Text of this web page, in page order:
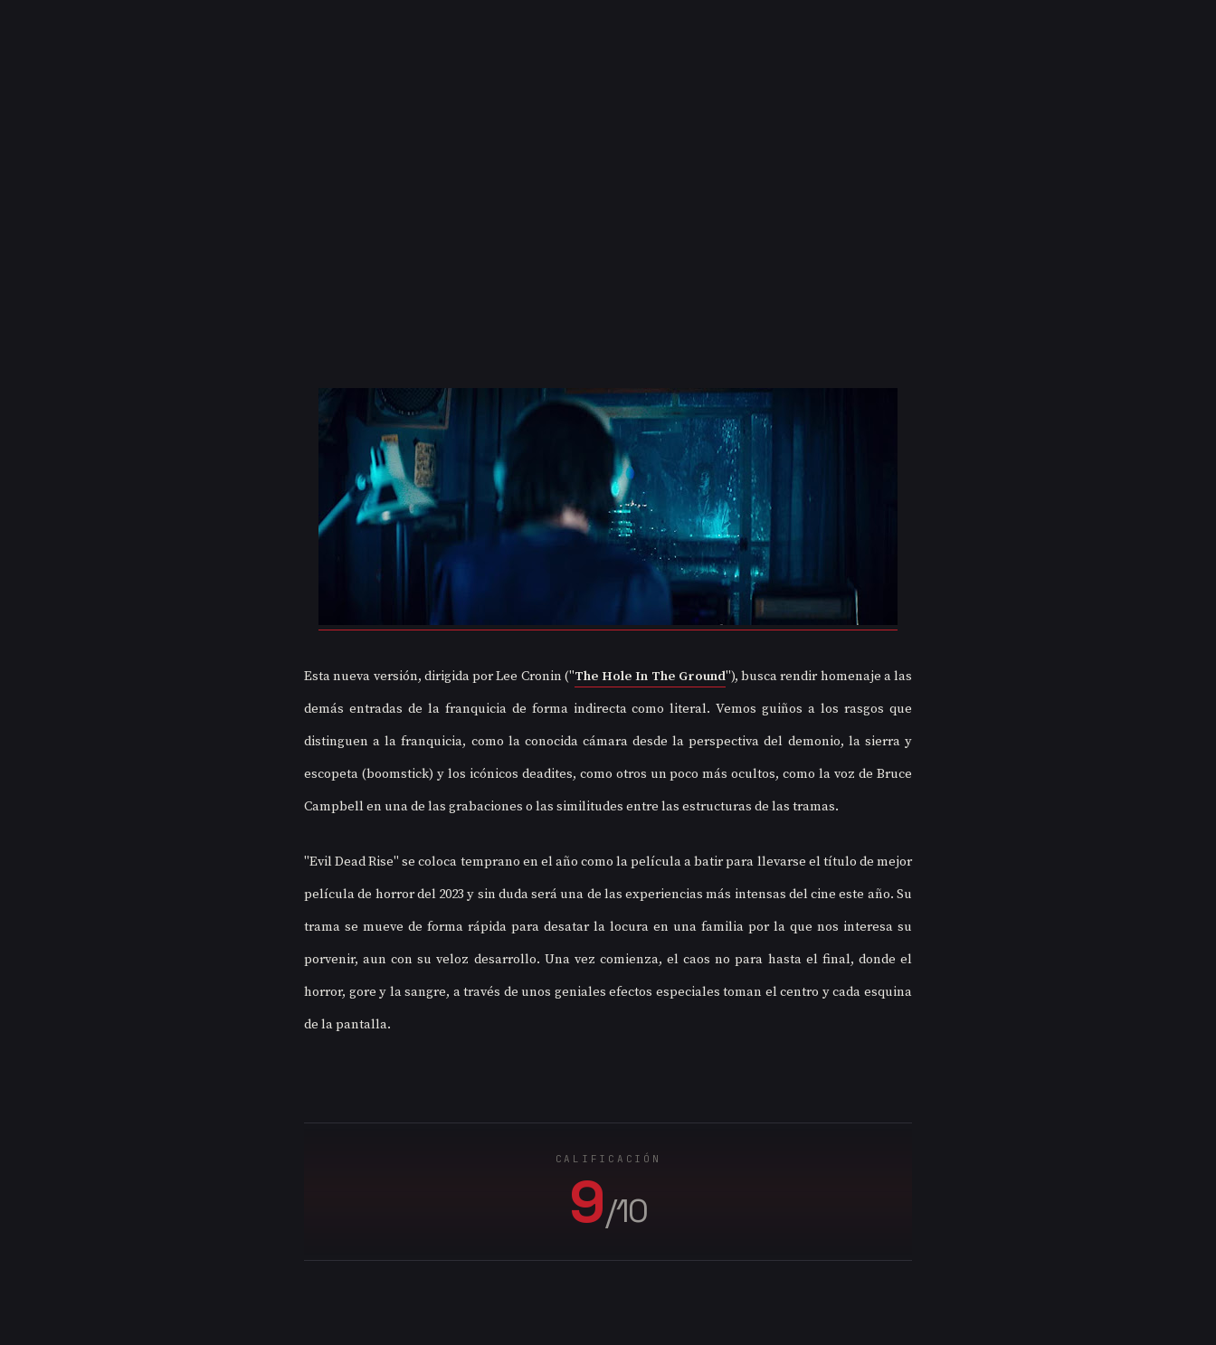
Esta nueva versión, dirigida por Lee Cronin ("The Hole In The Ground"), busca rendir homenaje a las
demás entradas de la franquicia de forma indirecta como literal. Vemos guiños a los rasgos que
distinguen a la franquicia, como la conocida cámara desde la perspectiva del demonio, la sierra y
escopeta (boomstick) y los icónicos deadites, como otros un poco más ocultos, como la voz de Bruce
Campbell en una de las grabaciones o las similitudes entre las estructuras de las tramas.
"Evil Dead Rise" se coloca temprano en el año como la película a batir para llevarse el título de mejor
película de horror del 2023 y sin duda será una de las experiencias más intensas del cine este año. Su
trama se mueve de forma rápida para desatar la locura en una familia por la que nos interesa su
porvenir, aun con su veloz desarrollo. Una vez comienza, el caos no para hasta el final, donde el
horror, gore y la sangre, a través de unos geniales efectos especiales toman el centro y cada esquina
de la pantalla.
CALIFICACIÓN
9/10